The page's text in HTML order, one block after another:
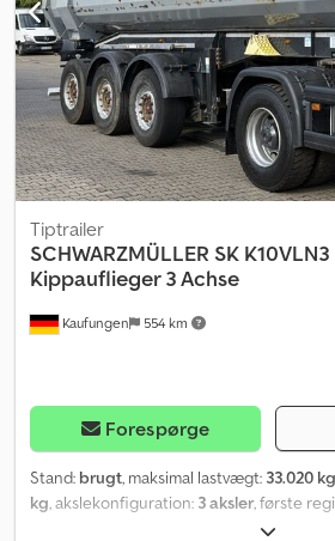
Kaufungen 554 km
Tiptrailer
SCHWARZMÜLLER SK K10VLN3
Kippauflieger 3 Achse
Forespørge
Stand: brugt, maksimal lastvægt: 33.020 kg
kg, akslekonfiguration: 3 aksler, første
, Produktionsår: